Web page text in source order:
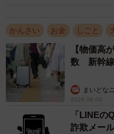
ら。しかも同店は、商品
百円と数万円の商品（ち
がけを）も、比べられ、
それを凌駕する魅力があ
かんさい お金 しごと
【物価高
数 新幹線
まいどな
2026.08.06
「LINE
詐欺メー